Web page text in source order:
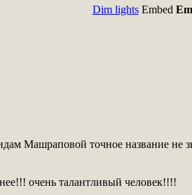
Dim lightsEmbed
Машраповой точное название не
очень талантливый человек!!!!